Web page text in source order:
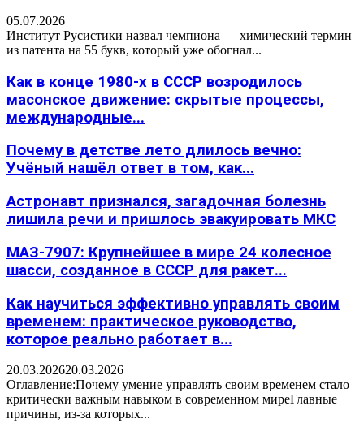
05.07.2026
Институт Русистики назвал чемпиона — химический термин
из патента на 55 букв, который уже обогнал...
Как в конце 1980-х в СССР возродилось
масонское движение: скрытые процессы,
международные...
Почему в детстве лето длилось вечно:
Учёный нашёл ответ в том, как...
Астронавт признался, загадочная болезнь
лишила речи и пришлось эвакуировать МКС
МАЗ-7907: Крупнейшее в мире 24 колесное
шасси, созданное в СССР для ракет...
Как научиться эффективно управлять своим
временем: практическое руководство,
которое реально работает в...
20.03.202620.03.2026
Оглавление:Почему умение управлять своим временем стало
критически важным навыком в современном миреГлавные
причины, из-за которых...